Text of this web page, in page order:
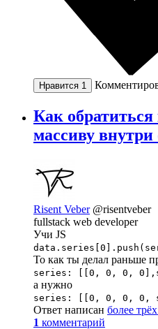
Нравится 1
Как
массиву внутри
Risent Veber @risentveber
fullstack web developer
Учи JS
То как ты делал раньше
series: [[0, 0, 0,
а нужно
series: [[0, 0, 0, 0,
Ответ написан более
1 комментарий